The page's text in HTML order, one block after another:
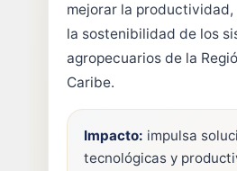
mejorar la
la sostenibilidad de los
agropecuarios de la
Caribe.
Impacto: impulsa
tecnológicas y